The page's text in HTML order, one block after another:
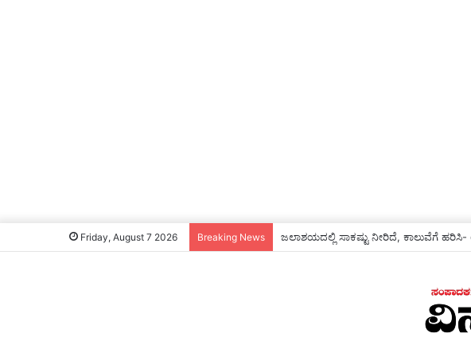
Friday, August 7 2026 Breaking News ಜಲಾಶಯ‌ ಭರ್ತಿ: ಕಾಲುವೆಗೆ ನೀರು ಹರಿಸಿ ರೈತರಿಗೆ